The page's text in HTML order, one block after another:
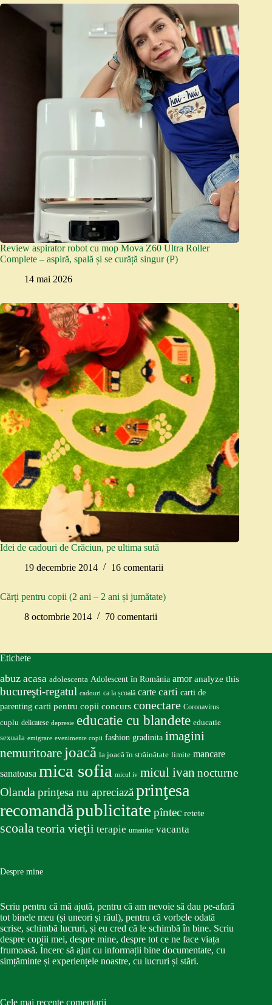
Review aspirator robot cu mop Mova Z60 Ultra Roller
Complete – aspiră, spală și se curăță singur (P)
14 mai 2026
Idei de cadouri de Crăciun, pe ultima sută
19 decembrie 2014
16 comentarii
Cărți pentru copii (2 ani – 2 ani și jumătate)
8 octombrie 2014
70 comentarii
Etichete
abuz acasa adolescenta Adolescent în România amor analyze this
bucureşti-regatul cadouri ca la școală carte carti carti de
parenting carti pentru copii concurs conectare Coronavirus
cuplu delicatese depresie educatie cu blandete educatie
sexuala emigrare evenimente copii fashion gradinita imagini
nemuritoare joacă la joacă în străinătate limite mancare
sanatoasa mica sofia micul iv micul ivan nocturne
Olandaprinţesa nu apreciazăprinţesa
recomandăpublicitate pîntec retete
scoalateoria vieţii terapie umanitar vacanta
Despre mine
Scriu pentru că mă ajută, pentru că am nevoie să dau pe-afară
tot binele meu (și uneori și răul), pentru că vorbele odată
scrise, schimbă lucruri, și eu cred că le schimbă în bine. Scriu
despre copiii mei, despre mine, despre tot ce ne face viața
frumoasă. Încerc să ajut cu informații bine documentate, cu
simțăminte și experiențele noastre, cu lucruri și stări.
Cele mai recente comentarii